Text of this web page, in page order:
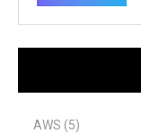
AWS (5)